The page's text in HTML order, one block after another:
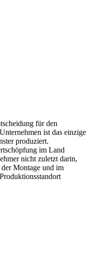
für den
ist das einzige
produziert.
im Land
nicht zuletzt darin,
Montage und im